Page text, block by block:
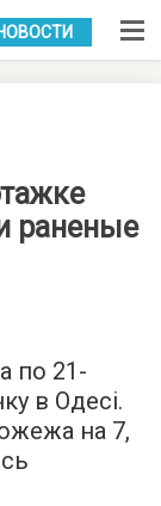
РУС
раненые
по 21-
в Одесі.
на 7,